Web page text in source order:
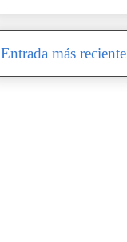
Entrada más reciente